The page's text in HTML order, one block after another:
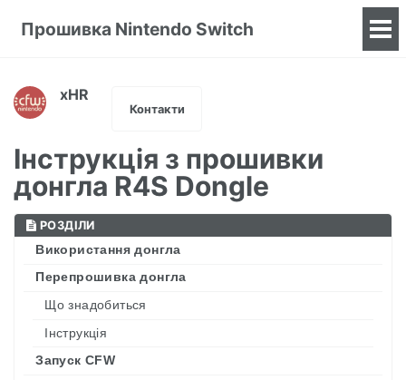
Прошивка Nintendo Switch
xHR
Контакти
Інструкція з прошивки
донгла R4S Dongle
РОЗДІЛИ
Використання донгла
Перепрошивка донгла
Що знадобиться
Інструкція
Запуск CFW